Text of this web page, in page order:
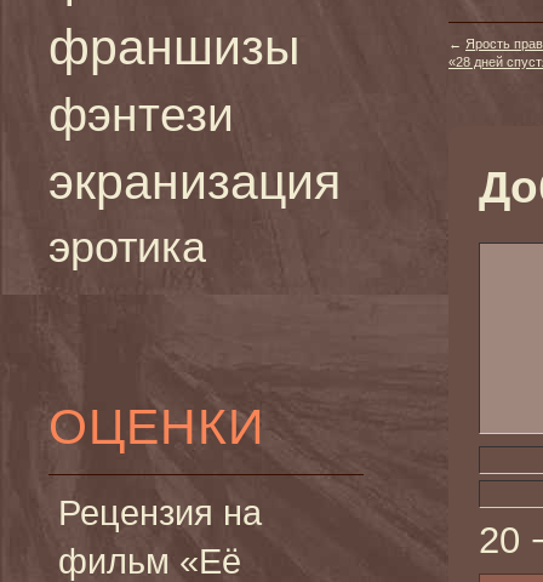
франшизы
фэнтези
экранизация
эротика
ОЦЕНКИ
Рецензия на
фильм «Её
← Ярость
«28 дней
20